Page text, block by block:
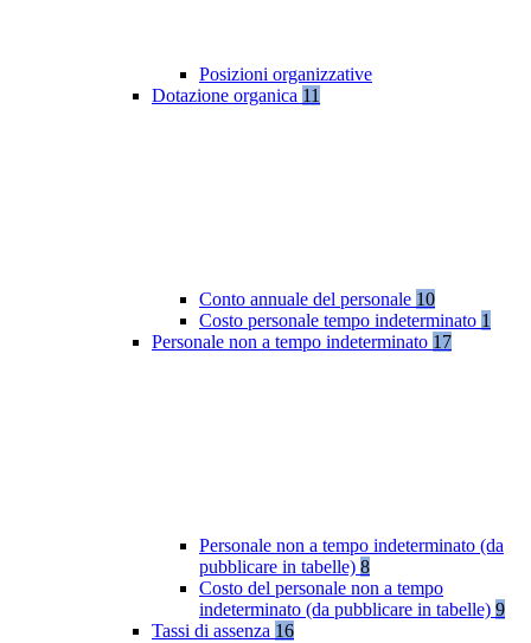
Posizioni organizzative
Dotazione organica 11
Conto annuale del personale 10
Costo personale tempo indeterminato 1
Personale non a tempo indeterminato 17
Personale non a tempo indeterminato (da
pubblicare in tabelle) 8
Costo del personale non a tempo
indeterminato (da pubblicare in tabelle) 9
Tassi di assenza 16